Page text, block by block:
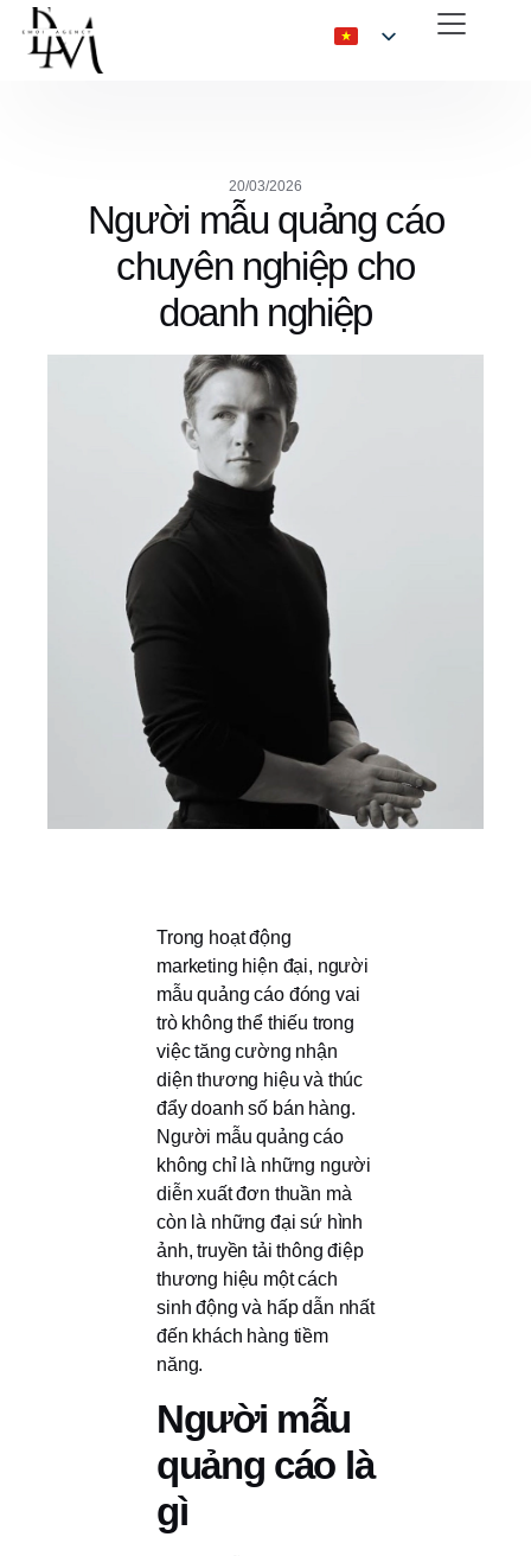
20/03/2026
Người mẫu quảng cáo
chuyên nghiệp cho
doanh nghiệp
Trong hoạt động
marketing hiện đại, người
mẫu quảng cáo đóng vai
trò không thể thiếu trong
việc tăng cường nhận
diện thương hiệu và thúc
đẩy doanh số bán hàng.
Người mẫu quảng cáo
không chỉ là những người
diễn xuất đơn thuần mà
còn là những đại sứ hình
ảnh, truyền tải thông điệp
thương hiệu một cách
sinh động và hấp dẫn nhất
đến khách hàng tiềm
năng.
Người mẫu
quảng cáo là
gì